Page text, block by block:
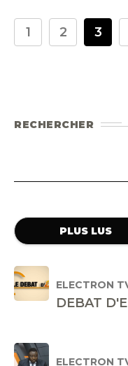
1 2 3
RECHERCHER
PLUS LUS
ELECTRON
DEBAT
ELECTRON